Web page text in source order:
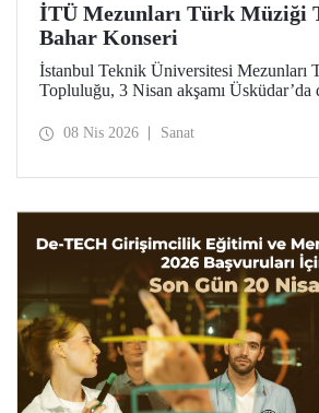
İTÜ Mezunları Türk Müziği
Bahar Konseri
İstanbul Teknik Üniversitesi Mezunları
Topluluğu, 3 Nisan akşamı Üsküdar’da
musikisinin en seçkin örneklerini
08 Nis 2026 Sanat